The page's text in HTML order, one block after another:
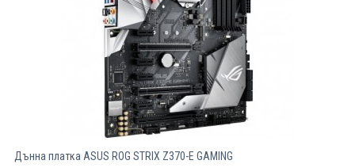
Дънна платка ASUS ROG STRIX Z370-E GAMING